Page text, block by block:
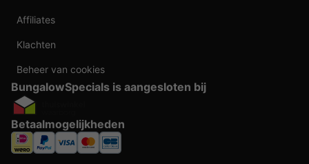
Affiliates
Klachten
Beheer van cookies
BungalowSpecials is aangesloten bij
Betaalmogelijkheden